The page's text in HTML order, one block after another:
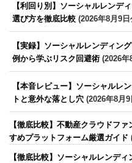
【利回り別】ソーシャルレンデ
選び方を徹底比較 (2026年8月9日
【実録】ソーシャルレンディン
例から学ぶリスク回避術 (2026年
【本音レビュー】ソーシャルレ
トと意外な落とし穴 (2026年8月
【徹底比較】不動産クラウドフ
すめプラットフォーム厳選ガイド
【徹底比較】ソーシャルレンデ